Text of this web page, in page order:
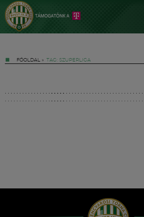
FŐOLDAL » TAG: SZUPERLIGA
Hírek